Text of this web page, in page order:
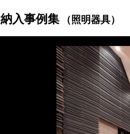
納入事例集 （照明器具）